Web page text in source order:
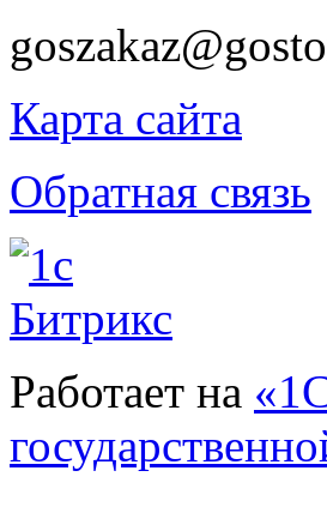
Карта сайта
Обратная связь
Работает на